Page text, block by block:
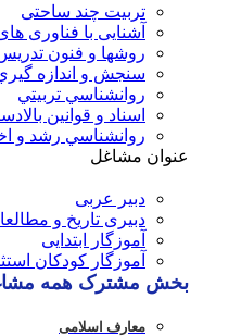
تربیت چند ساحتی
آشنایی با فناوری
روشها و فنون
سنجش و اندازه
روانشناسي تربيتي
اسناد و قوانين
روانشناسي رشد و
عنوان مشاغل
دبير عربی
دبیری تاریخ و
آموزگار ابتدایی
آموزگار کودکان
بخش مشترک همه
معارف اسلامی